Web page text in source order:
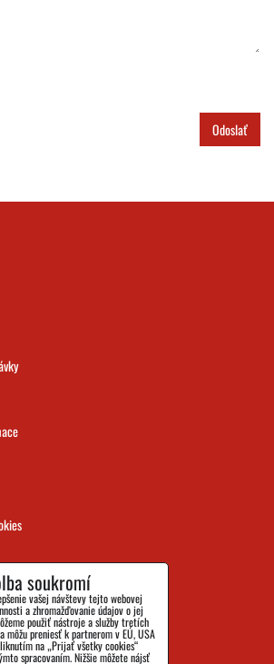
Odoslať
soukromí
vašej návštevy tejto webovej
a zhromažďovanie údajov o jej
použiť nástroje a služby tretích
môžu preniesť k partnerom v EÚ, USA
na „Prijať všetky cookies“
spracovaním. Nižšie môžete nájsť